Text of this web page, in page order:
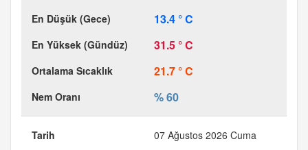
13.4 ° C
31.5 ° C
21.7 ° C
% 60
07 Ağustos 2026 Cuma